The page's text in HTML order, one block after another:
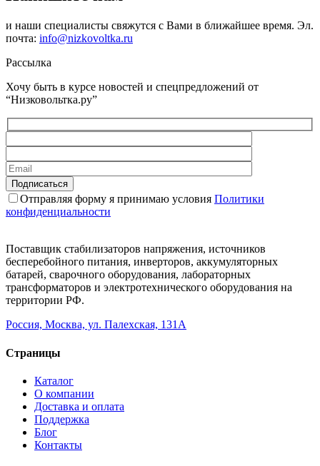
и наши специалисты свяжутся с Вами в ближайшее время. Эл.
почта: info@nizkovoltka.ru
Рассылка
Хочу быть в курсе новостей и спецпредложений от
“Низковольтка.ру”
Отправляя форму я принимаю условия Политики
конфиденциальности
Поставщик стабилизаторов напряжения, источников
бесперебойного питания, инверторов, аккумуляторных
батарей, сварочного оборудования, лабораторных
трансформаторов и электротехнического оборудования на
территории РФ.
Россия, Москва, ул. Палехская, 131А
Страницы
Каталог
О компании
Доставка и оплата
Поддержка
Блог
Контакты